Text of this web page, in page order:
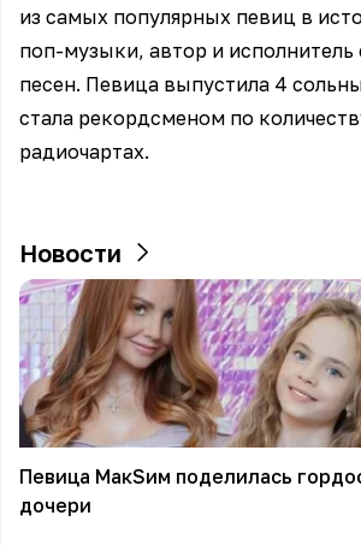
из самых популярных певиц в
поп-музыки, автор и
песен. Певица выпустила 4
стала рекордсменом по
радиочартах.
Новости
Певица МакSим поделилась
дочери